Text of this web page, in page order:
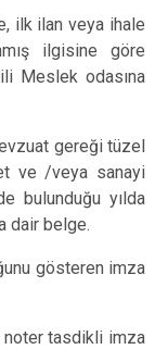
ilk ilan veya ihale
ilgisine göre
Meslek odasına
gereği tüzel
ve /veya sanayi
bulunduğu yılda
dair belge.
gösteren imza
noter tasdikli imza